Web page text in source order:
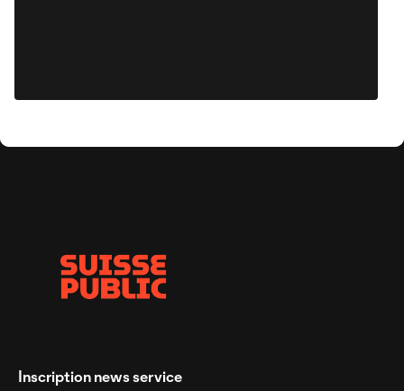
Inscription news service